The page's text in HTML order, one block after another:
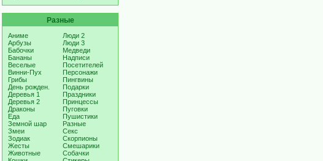
Разные
Аниме
Арбузы
Бабочки
Бананы
Веселые
Винни-Пух
Грибы
День рожден.
Деревья 1
Деревья 2
Драконы
Еда
Земной шар
Змеи
Зодиак
Жесты
Животные
Люди 2
Люди 3
Медведи
Надписи
Посетителей
Персонажи
Пингвины
Подарки
Праздники
Принцессы
Пуговки
Пушистики
Разные
Секс
Скорпионы
Смешарики
Собачки